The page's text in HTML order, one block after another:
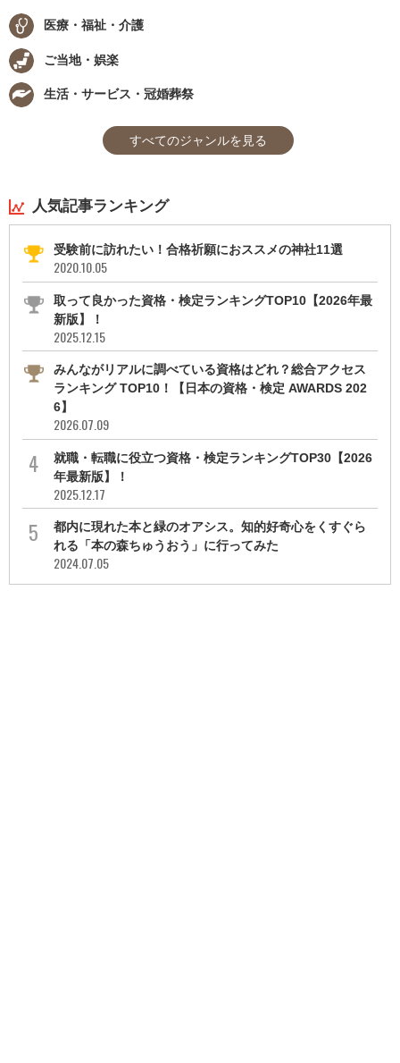
医療・福祉・介護
ご当地・娯楽
生活・サービス・冠婚葬祭
すべてのジャンルを見る
人気記事ランキング
受験前に訪れたい！合格祈願におススメの神社11選
2020.10.05
取って良かった資格・検定ランキングTOP10【2026年最
新版】！
2025.12.15
みんながリアルに調べている資格はどれ？総合アクセス
ランキング TOP10！【日本の資格・検定 AWARDS 202
6】
2026.07.09
就職・転職に役立つ資格・検定ランキングTOP30【2026
年最新版】！
2025.12.17
都内に現れた本と緑のオアシス。知的好奇心をくすぐら
れる「本の森ちゅうおう」に行ってみた
2024.07.05